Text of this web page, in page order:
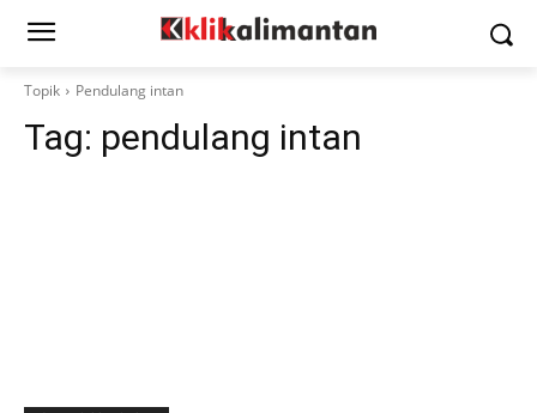
Topik Pendulang intan
Tag: pendulang intan